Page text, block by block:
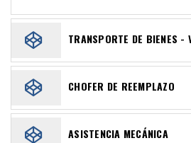
TRANSPORTE DE BIENES -
CHOFER DE REEMPLAZO
ASISTENCIA MECÁNICA